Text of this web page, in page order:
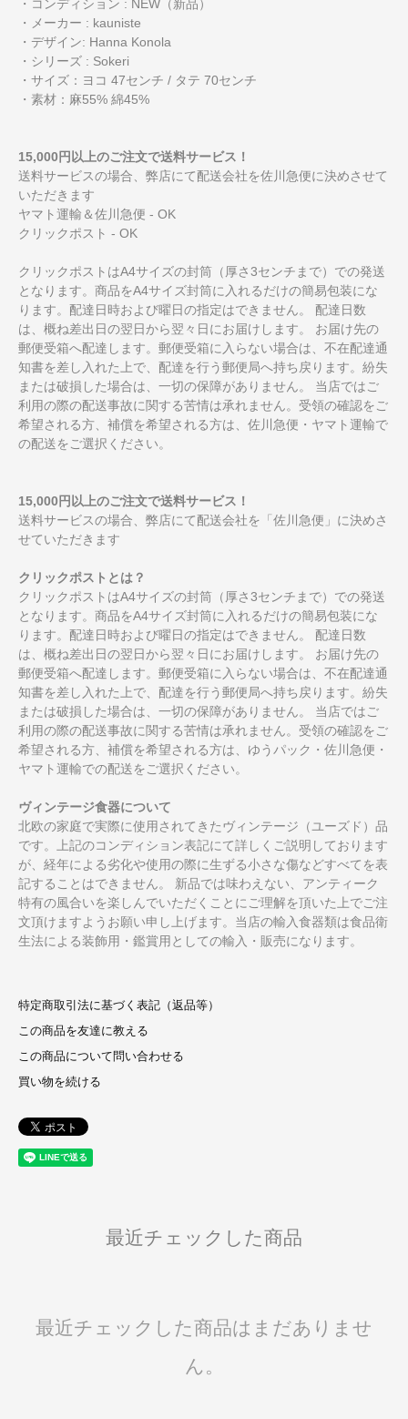
・コンディション : NEW（新品）
・メーカー : kauniste
・デザイン: Hanna Konola
・シリーズ : Sokeri
・サイズ：ヨコ 47センチ / タテ 70センチ
・素材：麻55% 綿45%
15,000円以上のご注文で送料サービス！
送料サービスの場合、弊店にて配送会社を佐川急便に決めさせて
いただきます
ヤマト運輸＆佐川急便 - OK
クリックポスト - OK
クリックポストはA4サイズの封筒（厚さ3センチまで）での発送
となります。商品をA4サイズ封筒に入れるだけの簡易包装にな
ります。配達日時および曜日の指定はできません。 配達日数
は、概ね差出日の翌日から翌々日にお届けします。 お届け先の
郵便受箱へ配達します。郵便受箱に入らない場合は、不在配達通
知書を差し入れた上で、配達を行う郵便局へ持ち戻ります。紛失
または破損した場合は、一切の保障がありません。 当店ではご
利用の際の配送事故に関する苦情は承れません。受領の確認をご
希望される方、補償を希望される方は、佐川急便・ヤマト運輸で
の配送をご選択ください。
15,000円以上のご注文で送料サービス！
送料サービスの場合、弊店にて配送会社を「佐川急便」に決めさ
せていただきます
クリックポストとは？
クリックポストはA4サイズの封筒（厚さ3センチまで）での発送
となります。商品をA4サイズ封筒に入れるだけの簡易包装にな
ります。配達日時および曜日の指定はできません。 配達日数
は、概ね差出日の翌日から翌々日にお届けします。 お届け先の
郵便受箱へ配達します。郵便受箱に入らない場合は、不在配達通
知書を差し入れた上で、配達を行う郵便局へ持ち戻ります。紛失
または破損した場合は、一切の保障がありません。 当店ではご
利用の際の配送事故に関する苦情は承れません。受領の確認をご
希望される方、補償を希望される方は、ゆうパック・佐川急便・
ヤマト運輸での配送をご選択ください。
ヴィンテージ食器について
北欧の家庭で実際に使用されてきたヴィンテージ（ユーズド）品
です。上記のコンディション表記にて詳しくご説明しております
が、経年による劣化や使用の際に生ずる小さな傷などすべてを表
記することはできません。 新品では味わえない、アンティーク
特有の風合いを楽しんでいただくことにご理解を頂いた上でご注
文頂けますようお願い申し上げます。当店の輸入食器類は食品衛
生法による装飾用・鑑賞用としての輸入・販売になります。
特定商取引法に基づく表記（返品等）
この商品を友達に教える
この商品について問い合わせる
買い物を続ける
最近チェックした商品
最近チェックした商品はまだありませ
ん。